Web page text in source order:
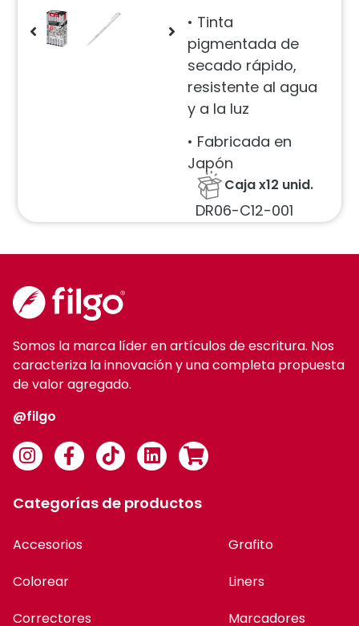
• Tinta
pigmentada de
secado rápido,
resistente al agua
y a la luz
• Fabricada en
Japón
Caja x12 unid.
DR06-C12-001
Somos la marca líder en artículos de escritura. Nos
caracteriza la innovación y una completa propuesta
de valor agregado.
@filgo
Categorías de productos
Accesorios
Colorear
Correctores
Grafito
Liners
Marcadores